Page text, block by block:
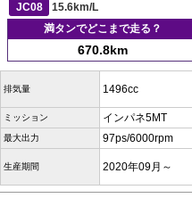
JC08
15.6km/L
満タンでどこまで走る？
670.8km
排気量 1496cc
ミッション インパネ5MT
最大出力 97ps/6000rpm
生産期間 2020年09月～